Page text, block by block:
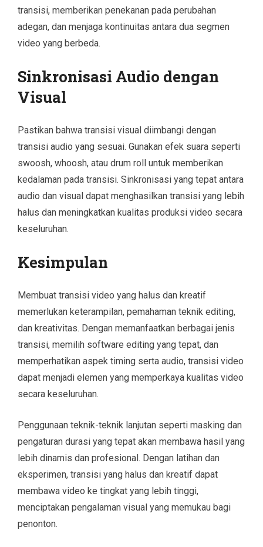
transisi, memberikan penekanan pada perubahan
adegan, dan menjaga kontinuitas antara dua segmen
video yang berbeda.
Sinkronisasi Audio dengan
Visual
Pastikan bahwa transisi visual diimbangi dengan
transisi audio yang sesuai. Gunakan efek suara seperti
swoosh, whoosh, atau drum roll untuk memberikan
kedalaman pada transisi. Sinkronisasi yang tepat antara
audio dan visual dapat menghasilkan transisi yang lebih
halus dan meningkatkan kualitas produksi video secara
keseluruhan.
Kesimpulan
Membuat transisi video yang halus dan kreatif
memerlukan keterampilan, pemahaman teknik editing,
dan kreativitas. Dengan memanfaatkan berbagai jenis
transisi, memilih software editing yang tepat, dan
memperhatikan aspek timing serta audio, transisi video
dapat menjadi elemen yang memperkaya kualitas video
secara keseluruhan.
Penggunaan teknik-teknik lanjutan seperti masking dan
pengaturan durasi yang tepat akan membawa hasil yang
lebih dinamis dan profesional. Dengan latihan dan
eksperimen, transisi yang halus dan kreatif dapat
membawa video ke tingkat yang lebih tinggi,
menciptakan pengalaman visual yang memukau bagi
penonton.